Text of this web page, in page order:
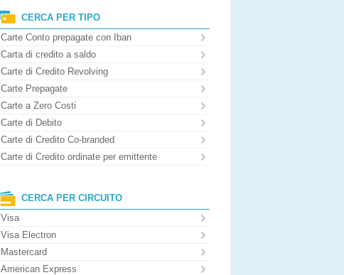
CERCA PER TIPO
Carte Conto prepagate con Iban
Carta di credito a saldo
Carte di Credito Revolving
Carte Prepagate
Carte a Zero Costi
Carte di Debito
Carte di Credito Co-branded
Carte di Credito ordinate per emittente
CERCA PER CIRCUITO
Visa
Visa Electron
Mastercard
American Express